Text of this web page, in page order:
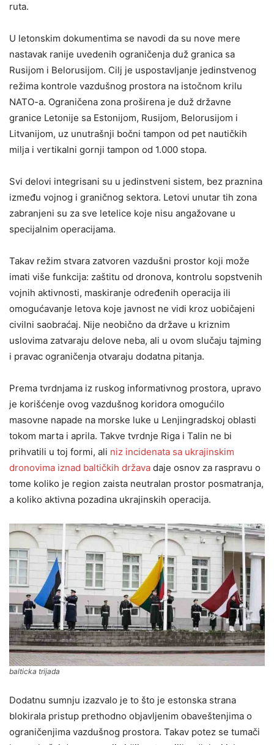
ruta.
U letonskim dokumentima se navodi da su nove mere
nastavak ranije uvedenih ograničenja duž granica sa
Rusijom i Belorusijom. Cilj je uspostavljanje jedinstvenog
režima kontrole vazdušnog prostora na istočnom krilu
NATO-a. Ograničena zona proširena je duž državne
granice Letonije sa Estonijom, Rusijom, Belorusijom i
Litvanijom, uz unutrašnji bočni tampon od pet nautičkih
milja i vertikalni gornji tampon od 1.000 stopa.
Svi delovi integrisani su u jedinstveni sistem, bez praznina
između vojnog i graničnog sektora. Letovi unutar tih zona
zabranjeni su za sve letelice koje nisu angažovane u
specijalnim operacijama.
Takav režim stvara zatvoren vazdušni prostor koji može
imati više funkcija: zaštitu od dronova, kontrolu sopstvenih
vojnih aktivnosti, maskiranje određenih operacija ili
omogućavanje letova koje javnost ne vidi kroz uobičajeni
civilni saobraćaj. Nije neobično da države u kriznim
uslovima zatvaraju delove neba, ali u ovom slučaju tajming
i pravac ograničenja otvaraju dodatna pitanja.
Prema tvrdnjama iz ruskog informativnog prostora, upravo
je korišćenje ovog vazdušnog koridora omogućilo
masovne napade na morske luke u Lenjingradskoj oblasti
tokom marta i aprila. Takve tvrdnje Riga i Talin ne bi
prihvatili u toj formi, ali niz incidenata sa ukrajinskim
dronovima iznad baltičkih država daje osnov za raspravu o
tome koliko je region zaista neutralan prostor posmatranja,
a koliko aktivna pozadina ukrajinskih operacija.
balticka trijada
Dodatnu sumnju izazvalo je to što je estonska strana
blokirala pristup prethodno objavljenim obaveštenjima o
ograničenjima vazdušnog prostora. Takav potez se tumači